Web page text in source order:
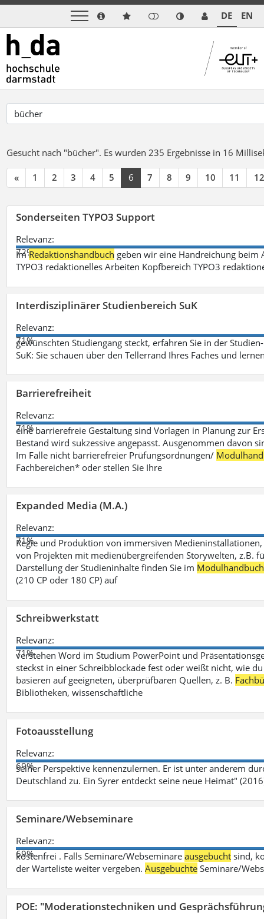
DE EN
Gesucht nach "bücher". Es wurden 235 Ergebnisse in 16
« 1 2 3 4 5 6 7 8 9 10 11 12
Sonderseiten TYPO3 Support
Relevanz:
72%
ImRedaktionshandbuch geben wir eine Handreichung beim
TYPO3 redaktionelles Arbeiten Kopfbereich TYPO3
Interdisziplinärer Studienbereich SuK
Relevanz:
71%
gewünschten Studiengang steckt, erfahren Sie in der
SuK: Sie schauen über den Tellerrand Ihres Faches und
Barrierefreiheit
Relevanz:
71%
eine barrierefreie Gestaltung sind Vorlagen in Planung zur
Bestand wird sukzessive angepasst. Ausgenommen davon
Im Falle nicht barrierefreier Prüfungsordnungen/
Fachbereichen* oder stellen Sie Ihre
Expanded Media (M.A.)
Relevanz:
71%
Regie und Produktion von immersiven
von Projekten mit medienübergreifenden Storywelten, z.B.
Darstellung der Studieninhalte finden Sie im Modulhandbuch
(210 CP oder 180 CP) auf
Schreibwerkstatt
Relevanz:
71%
verstehen Word im Studium PowerPoint und
steckst in einer Schreibblockade fest oder weißt nicht, wie
basieren auf geeigneten, überprüfbaren Quellen, z. B.
Bibliotheken, wissenschaftliche
Fotoausstellung
Relevanz:
69%
seiner Perspektive kennenzulernen. Er ist unter anderem
Deutschland zu. Ein Syrer entdeckt seine neue Heimat"
Seminare/Webseminare
Relevanz:
69%
kostenfrei . Falls Seminare/Webseminareausgebucht sind,
der Warteliste weiter vergeben.Ausgebuchte Seminare/
POE: "Moderationstechniken und